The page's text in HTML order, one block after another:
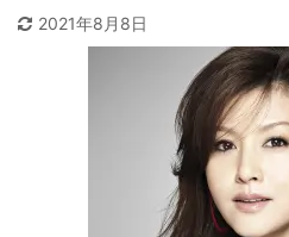
2021年8月8日